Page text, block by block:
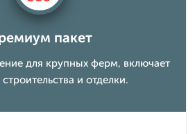
пакет
для крупных ферм, включает
и отделки.